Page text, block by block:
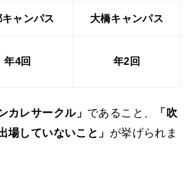
ャンパス 大橋キャンパス
年4回 年2回
カレサークル」 であること、
「吹
場していないこと」 が挙げられま